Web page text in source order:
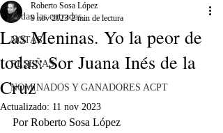
Todas las entradas
NOTAS
RESEÑAS
NOMINADOS Y GANADORES ACPT
Las Meninas. Yo la peor de
todas: Sor Juana Inés de la
Cruz
Roberto Sosa López
9 nov 2023 2 min de lectura
Actualizado: 11 nov 2023
Por Roberto Sosa López